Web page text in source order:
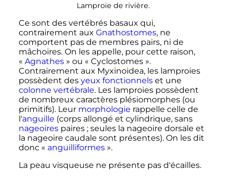
Lamproie de rivière.
Ce sont des vertébrés basaux qui,
contrairement aux Gnathostomes, ne
comportent pas de membres pairs, ni de
mâchoires. On les appelle, pour cette raison,
« Agnathes » ou « Cyclostomes ».
Contrairement aux Myxinoidea, les lamproies
possèdent des yeux fonctionnelset une
colonne vertébrale. Les lamproies possèdent
de nombreux caractères plésiomorphes (ou
primitifs). Leur morphologie rappelle celle de
l'anguille (corps allongé et cylindrique, sans
nageoirespaires ; seules la nageoire dorsale et
la nageoire caudale sont présentes). On les dit
donc « anguilliformes ».
La peau visqueuse ne présente pas d'écailles.